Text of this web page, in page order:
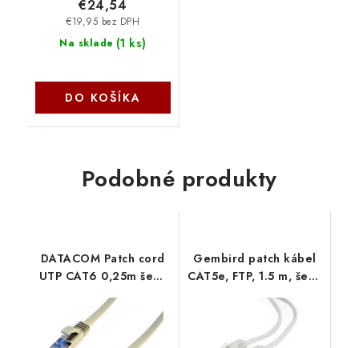
Na sklade (1 ks)
€19,95 bez DPH
€24,54
DO KOŠÍKA
Podobné produkty
DATACOM Patch cord
UTP CAT6 0,25m šedý
FLAT plochý 1439
Gembird patch kábel
CAT5e, FTP, 1.5 m, šedý
PP22-1.5M